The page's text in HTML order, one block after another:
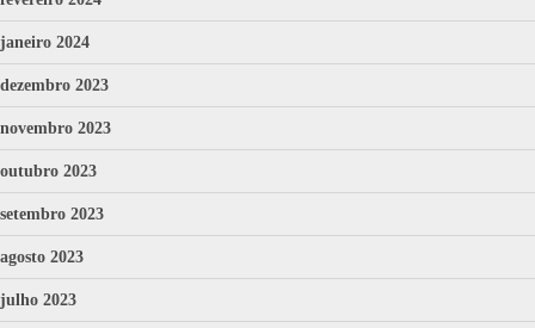
janeiro 2024
dezembro 2023
novembro 2023
outubro 2023
setembro 2023
agosto 2023
julho 2023